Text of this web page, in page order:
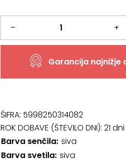
–
Svetilo
1408,
količina
+
Garancija najnižje
ŠIFRA: 5998250314082
ROK DOBAVE (ŠTEVILO DNI): 21 dni
Barva senčila siva
Barva svetila siva